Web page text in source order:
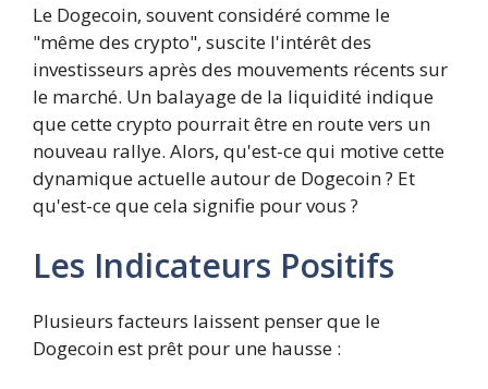
Le Dogecoin, souvent considéré comme le
"même des crypto", suscite l'intérêt des
investisseurs après des mouvements récents sur
le marché. Un balayage de la liquidité indique
que cette crypto pourrait être en route vers un
nouveau rallye. Alors, qu'est-ce qui motive cette
dynamique actuelle autour de Dogecoin ? Et
qu'est-ce que cela signifie pour vous ?
Les Indicateurs Positifs
Plusieurs facteurs laissent penser que le
Dogecoin est prêt pour une hausse :